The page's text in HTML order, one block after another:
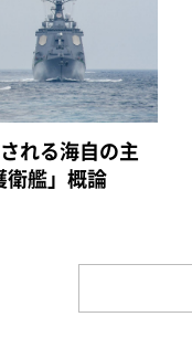
れる海自の主
艦」概論